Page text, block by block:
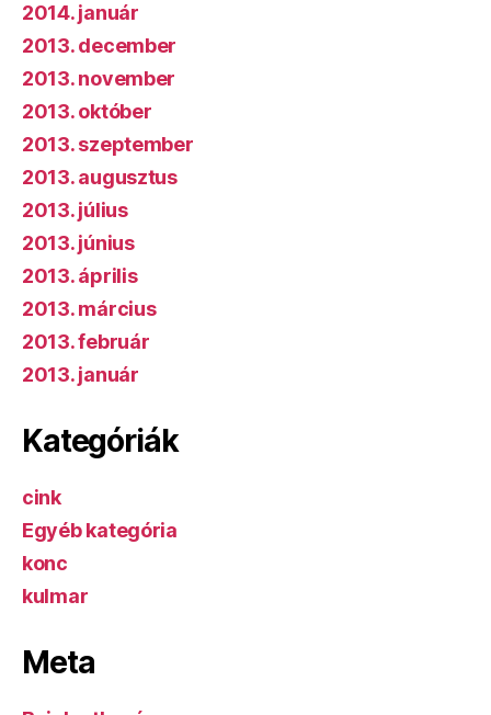
2014. január
2013. december
2013. november
2013. október
2013. szeptember
2013. augusztus
2013. július
2013. június
2013. április
2013. március
2013. február
2013. január
Kategóriák
cink
Egyéb kategória
konc
kulmar
Meta